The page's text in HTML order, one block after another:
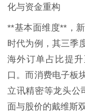
化与资金重构
**基本面维度**，
时代为例，其三季
海外订单占比提
口。而消费电子板
立讯精密等龙头公
面与股价的戴维斯双